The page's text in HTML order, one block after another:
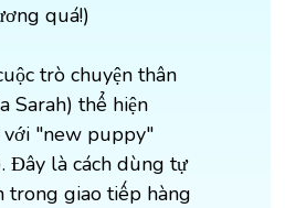
quá!)
trò chuyện thân
Sarah) thể hiện
với "new puppy"
Đây là cách dùng tự
trong giao tiếp hàng